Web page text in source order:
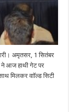
अमृतसर, 1 सितंबर
ने आज हाथी गेट पर
मिलकर वाॉल्ड सिटी